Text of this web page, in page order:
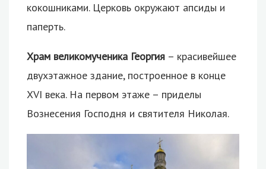
кокошниками. Церковь окружают апсиды и
паперть.
Храм великомученика Георгия – красивейшее
двухэтажное здание, построенное в конце
XVI века. На первом этаже – приделы
Вознесения Господня и святителя Николая.